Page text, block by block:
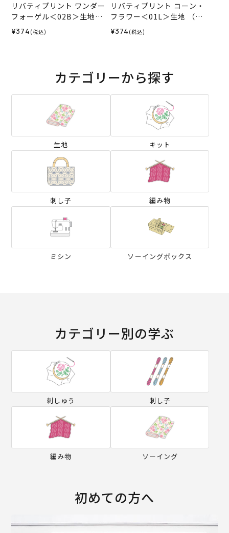
リバティプリント ワンダー
フォーゲル＜02B＞生地
（ホビーラホビーレオリジ
ナル）2026AW
¥374 (税込)
リバティプリント コーン・
フラワー＜01L＞生地 （ホ
ビーラホビーレオリジナ
ル）2026AW
¥374 (税込)
カテゴリーから探す
生地 キット
刺し子 編み物
ミシン ソーイングボックス
カテゴリー別の学ぶ
刺しゅう 刺し子
編み物 ソーイング
初めての方へ